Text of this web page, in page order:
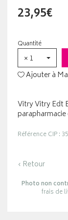
23,95€
Quantité
× 1
Ajouter à
Vitry Vitry Edt
Référence CIP :
‹ Retour
Photo non
frais de